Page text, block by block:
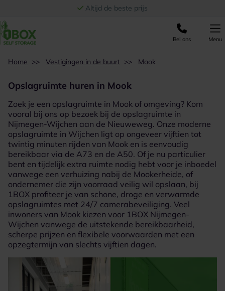
Altijd de beste prijs
Bel ons Menu
Home >> Vestigingen in de buurt >> Mook
Opslagruimte huren in Mook
Zoek je een opslagruimte in Mook of omgeving? Kom
vooral bij ons op bezoek bij de opslagruimte in
Nijmegen-Wijchen aan de Nieuweweg. Onze moderne
opslagruimte in Wijchen ligt op ongeveer vijftien tot
twintig minuten rijden van Mook en is eenvoudig
bereikbaar via de A73 en de A50. Of je nu particulier
bent en tijdelijk extra ruimte nodig hebt voor je inboedel
vanwege een verhuizing nabij de Mookerheide, of
ondernemer die zijn voorraad veilig wil opslaan, bij
1BOX profiteer je van schone, droge en verwarmde
opslagruimtes met 24/7 camerabeveiliging. Veel
inwoners van Mook kiezen voor 1BOX Nijmegen-
Wijchen vanwege de uitstekende bereikbaarheid,
scherpe prijzen en flexibele voorwaarden met een
opzegtermijn van slechts vijftien dagen.